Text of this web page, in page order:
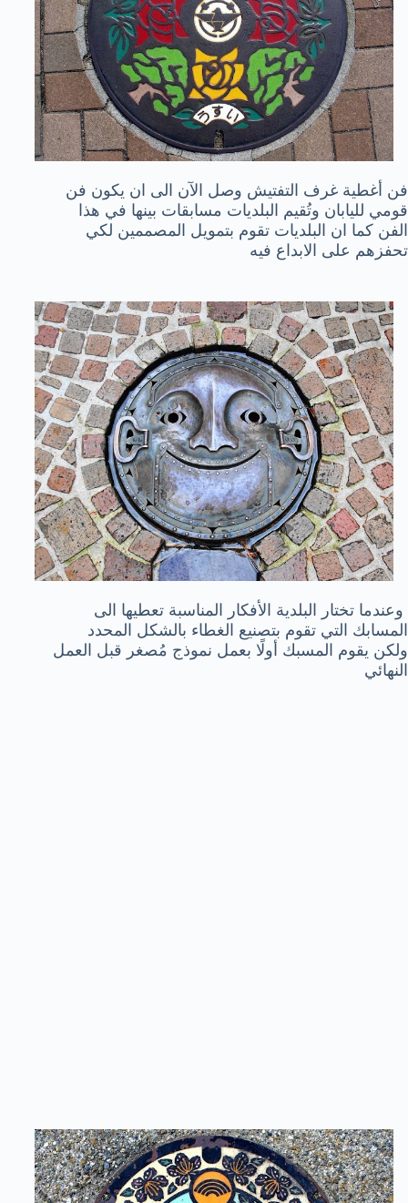
فن أغطية غرف التفتيش وصل الآن الى ان يكون فن
قومي لليابان وتُقيم البلديات مسابقات بينها في هذا
الفن كما ان البلديات تقوم بتمويل المصممين لكي
تحفزهم على الابداع فيه
وعندما تختار البلدية الأفكار المناسبة تعطيها الى
المسابك التي تقوم بتصنيع الغطاء بالشكل المحدد
ولكن يقوم المسبك أولًا بعمل نموذج مُصغر قبل العمل
النهائي